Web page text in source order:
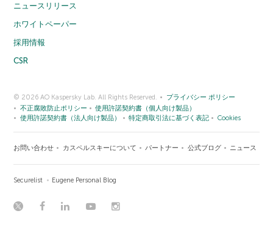
ニュースリリース
ホワイトペーパー
採用情報
CSR
© 2026 AO Kaspersky Lab. All Rights Reserved.
プライバシー ポリシー
不正腐敗防止ポリシー
使用許諾契約書（個人向け製品）
使用許諾契約書（法人向け製品）
特定商取引法に基づく表記 Cookies
お問い合わせ カスペルスキーについて パートナー 公式ブログ ニュース
Securelist Eugene Personal Blog